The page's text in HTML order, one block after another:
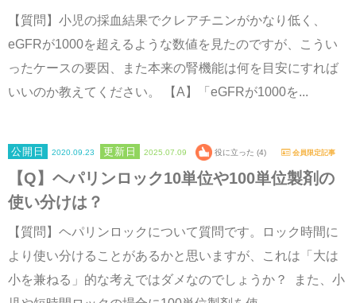
【質問】小児の採血結果でクレアチニンがかなり低く、
eGFRが1000を超えるような数値を見たのですが、こうい
ったケースの要因、また本来の腎機能は何を目安にすれば
いいのか教えてください。 【A】「eGFRが1000を...
2020.09.23 2025.07.09 役に立った (4) 会員限定記事
【Q】ヘパリンロック10単位や100単位製剤の
使い分けは？
【質問】ヘパリンロックについて質問です。ロック時間に
より使い分けることがあるかと思いますが、これは「大は
小を兼ねる」的な考えではダメなのでしょうか？ また、小